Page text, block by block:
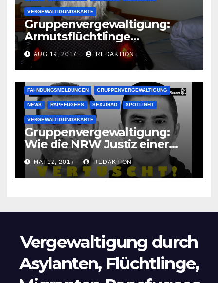
VERGEWALTIGUNGSKARTE
Gruppenvergewaltigung:
Armutsflüchtlinge
vergewaltigen bettlägerige
Oma im Schlaf
krankenhausreif
AUG 19, 2017 REDAKTION
FAHNDUNGSMELDUNGEN GRUPPENVERGEWALTIGUNG
NEWS RAPEFUGEES SEXJIHAD SPOTLIGHT
VERGEWALTIGUNGSKARTE
Gruppenvergewaltigung:
Wie die NRW Justiz einer
Lokalzeitung verbietet diese
Bilder zu veröffentlichen
MAI 12, 2017 REDAKTION
Vergewaltigung durch
Asylanten, Flüchtlinge,